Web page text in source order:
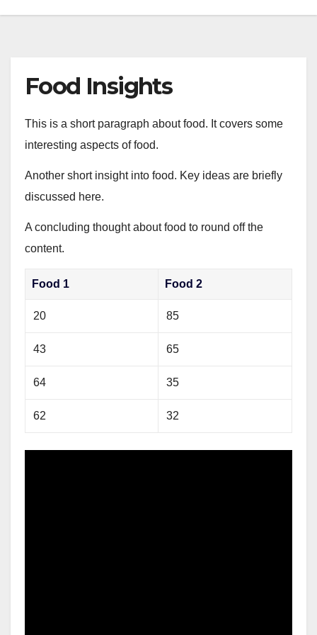
Food Insights
This is a short paragraph about food. It covers some
interesting aspects of food.
Another short insight into food. Key ideas are briefly
discussed here.
A concluding thought about food to round off the
content.
Food 1 Food 2
20 85
43 65
64 35
62 32